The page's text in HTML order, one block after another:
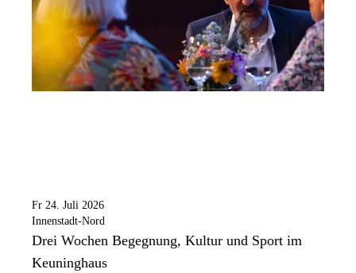
Fr 24. Juli 2026
Innenstadt-Nord
Drei Wochen Begegnung, Kultur und Sport im
Keuninghaus